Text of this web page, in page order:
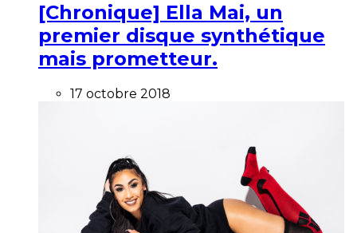
[Chronique] Ella Mai, un
premier disque synthétique
mais prometteur.
17 octobre 2018